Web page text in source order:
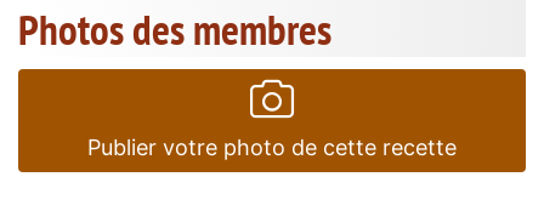
Photos des membres
Publier votre photo de cette recette